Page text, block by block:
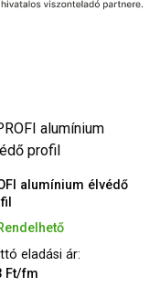
alumínium élvédő
eladási ár:
Ft/fm